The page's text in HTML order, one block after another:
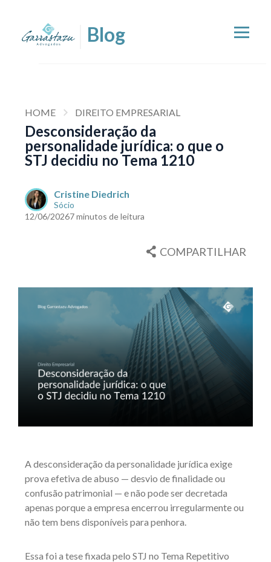
HOME DIREITO EMPRESARIAL
Desconsideração da
personalidade jurídica: o que o
STJ decidiu no Tema 1210
Cristine Diedrich
Sócio
12/06/20267 minutos de leitura
COMPARTILHAR
A desconsideração da personalidade jurídica exige
prova efetiva de abuso — desvio de finalidade ou
confusão patrimonial — e não pode ser decretada
apenas porque a empresa encerrou irregularmente ou
não tem bens disponíveis para penhora.
Essa foi a tese fixada pelo STJ no Tema Repetitivo